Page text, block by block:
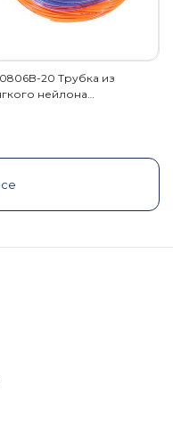
20 Трубка из
нейлона…